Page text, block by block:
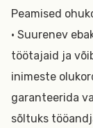
Peamised
• Suurenev
töötajaid ja
inimeste
garanteerida
sõltuks